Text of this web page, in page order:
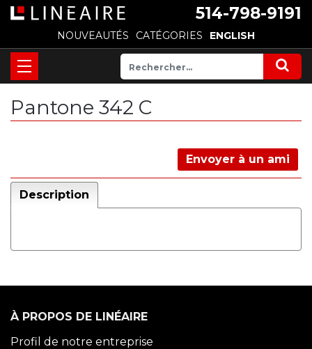
514-798-9191
NOUVEAUTÉS CATÉGORIES ENGLISH
Pantone 342 C
Envoyer à un ami
Description
À PROPOS DE LINÉAIRE
Profil de notre entreprise